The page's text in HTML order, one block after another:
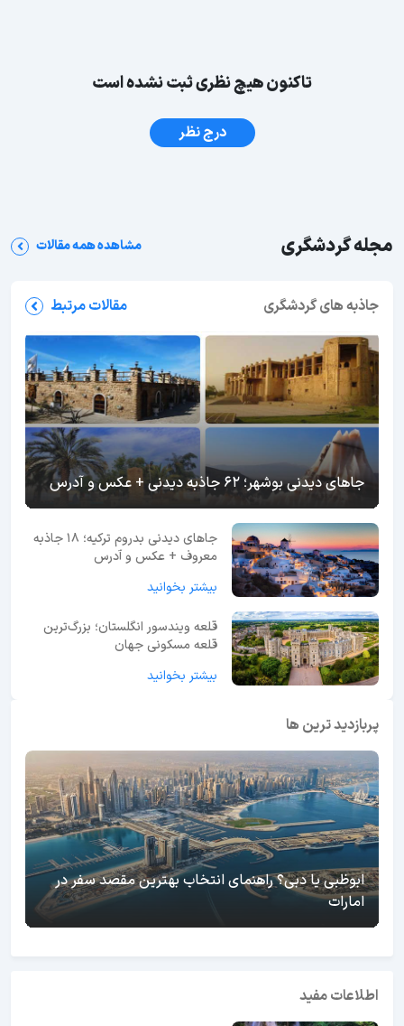
تاکنون هیچ نظری ثبت نشده است
درج نظر
مجله گردشگری مشاهده همه مقالات
جاذبه های گردشگری مقالات مرتبط
جاهای دیدنی بوشهر؛ 62 جاذبه دیدنی + عکس و آدرس
جاهای دیدنی بدروم ترکیه؛ 18 جاذبه
معروف + عکس و آدرس
بیشتر بخوانید
قلعه ویندسور انگلستان؛ بزرگ‌ترین
قلعه مسکونی جهان
بیشتر بخوانید
پربازدید ترین ها
ابوظبی یا دبی؟ راهنمای انتخاب بهترین مقصد سفر در
امارات
اطلاعات مفید